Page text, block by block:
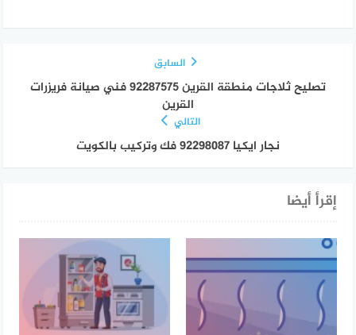
السابق
تصليح ثلاجات منطقة القرين 92287575 فني صيانة فريزرات
القرين
التالي
نجار ايكيا 92298087 فك وتركيب بالكويت
إقرأ أيضا